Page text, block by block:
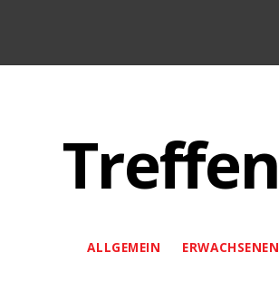
Treffen
ALLGEMEIN ERWACHSENEN